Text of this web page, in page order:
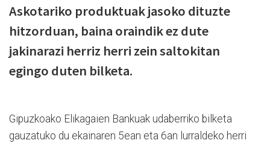
Askotariko produktuak jasoko dituzte
hitzorduan, baina oraindik ez dute
jakinarazi herriz herri zein saltokitan
egingo duten bilketa.
Gipuzkoako Elikagaien Bankuak udaberriko bilketa
gauzatuko du ekainaren 5ean eta 6an lurraldeko herri